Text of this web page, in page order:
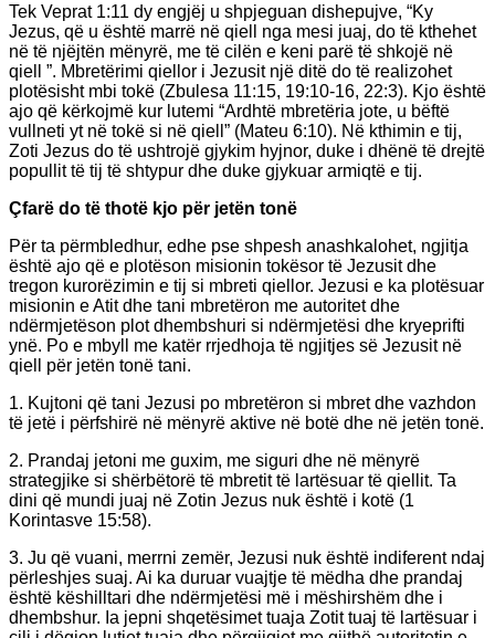
Tek Veprat 1:11 dy engjëj u shpjeguan dishepujve, “Ky
Jezus, që u është marrë në qiell nga mesi juaj, do të kthehet
në të njëjtën mënyrë, me të cilën e keni parë të shkojë në
qiell ”. Mbretërimi qiellor i Jezusit një ditë do të realizohet
plotësisht mbi tokë (Zbulesa 11:15, 19:10-16, 22:3). Kjo është
ajo që kërkojmë kur lutemi “Ardhtë mbretëria jote, u bëftë
vullneti yt në tokë si në qiell” (Mateu 6:10). Në kthimin e tij,
Zoti Jezus do të ushtrojë gjykim hyjnor, duke i dhënë të drejtë
popullit të tij të shtypur dhe duke gjykuar armiqtë e tij.
Çfarë do të thotë kjo për jetën tonë
Për ta përmbledhur, edhe pse shpesh anashkalohet, ngjitja
është ajo që e plotëson misionin tokësor të Jezusit dhe
tregon kurorëzimin e tij si mbreti qiellor. Jezusi e ka plotësuar
misionin e Atit dhe tani mbretëron me autoritet dhe
ndërmjetëson plot dhembshuri si ndërmjetësi dhe kryeprifti
ynë. Po e mbyll me katër rrjedhoja të ngjitjes së Jezusit në
qiell për jetën tonë tani.
1. Kujtoni që tani Jezusi po mbretëron si mbret dhe vazhdon
të jetë i përfshirë në mënyrë aktive në botë dhe në jetën tonë.
2. Prandaj jetoni me guxim, me siguri dhe në mënyrë
strategjike si shërbëtorë të mbretit të lartësuar të qiellit. Ta
dini që mundi juaj në Zotin Jezus nuk është i kotë (1
Korintasve 15:58).
3. Ju që vuani, merrni zemër, Jezusi nuk është indiferent ndaj
përleshjes suaj. Ai ka duruar vuajtje të mëdha dhe prandaj
është këshilltari dhe ndërmjetësi më i mëshirshëm dhe i
dhembshur. Ia jepni shqetësimet tuaja Zotit tuaj të lartësuar i